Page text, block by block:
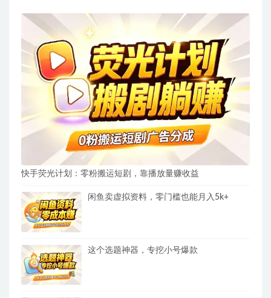
快手荧光计划：零粉搬运短剧，靠播放量赚收益
闲鱼卖虚拟资料，零门槛也能月入5k+
这个选题神器，专挖小号爆款